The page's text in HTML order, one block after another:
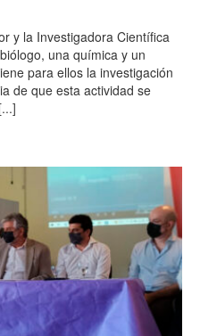
y la Investigadora Científica
una química y un
para ellos la investigación
de que esta actividad se
[...]